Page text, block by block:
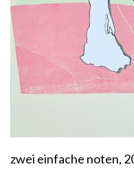
zwei einfache noten,